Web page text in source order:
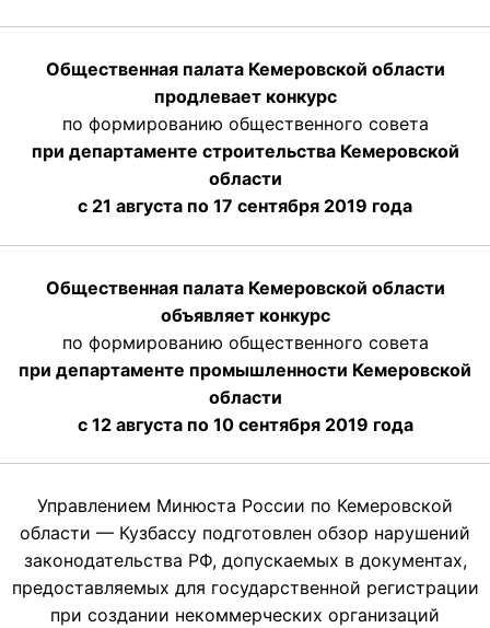
Общественная палата Кемеровской области
продлевает конкурс
по формированию общественного совета
при департаменте строительства Кемеровской
области
с 21 августа по 17 сентября 2019 года
Общественная палата Кемеровской области
объявляет конкурс
по формированию общественного совета
при департаменте промышленности Кемеровской
области
с 12 августа по 10 сентября 2019 года
Управлением Минюста России по Кемеровской
области — Кузбассу подготовлен обзор нарушений
законодательства РФ, допускаемых в документах,
предоставляемых для государственной регистрации
при создании некоммерческих организаций